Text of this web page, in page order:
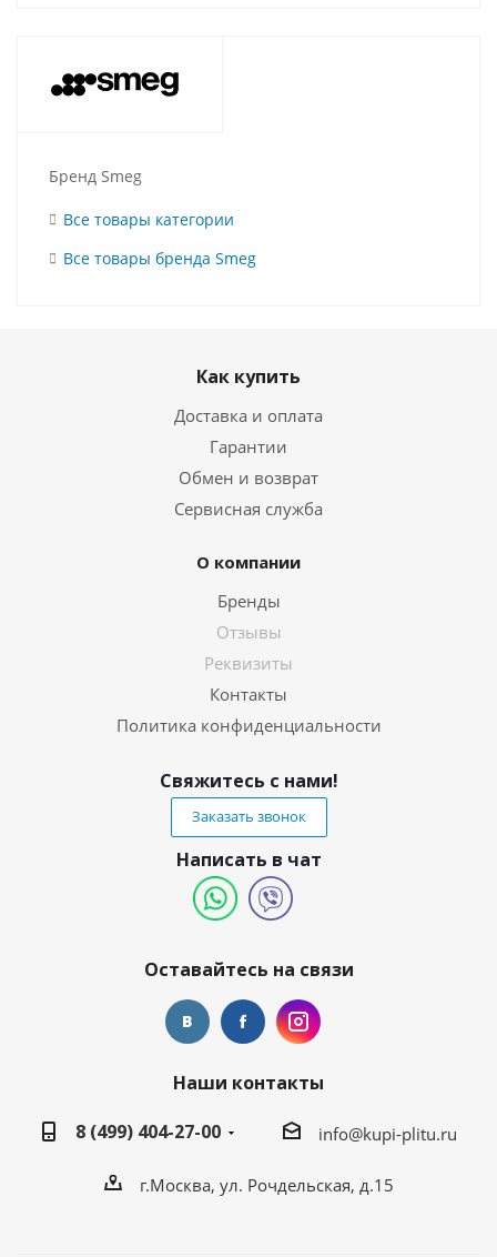
Бренд Smeg
Все товары категории
Все товары бренда Smeg
Как купить
Доставка и оплата
Гарантии
Обмен и возврат
Сервисная служба
О компании
Бренды
Отзывы
Реквизиты
Контакты
Политика конфиденциальности
Свяжитесь с нами!
Заказать звонок
Написать в чат
Оставайтесь на связи
Наши контакты
8 (499) 404-27-00
info@kupi-plitu.ru
г.Москва, ул. Рочдельская, д.15